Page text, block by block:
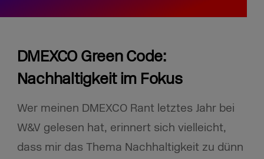
DMEXCO Green Code:
Nachhaltigkeit im Fokus
Wer meinen DMEXCO Rant letztes Jahr bei
W&V gelesen hat, erinnert sich vielleicht,
dass mir das Thema Nachhaltigkeit zu dünn